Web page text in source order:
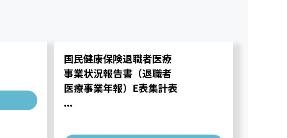
国民健康保険退職者医療
事業状況報告書（退職者
医療事業年報）E表集計表
...